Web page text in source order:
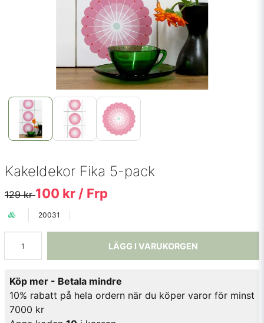
Kakeldekor Fika 5-pack
129 kr100 kr / Frp
20031
LÄGG I VARUKORGEN
Köp mer - Betala mindre
10% rabatt på hela ordern när du köper varor för minst
7000 kr